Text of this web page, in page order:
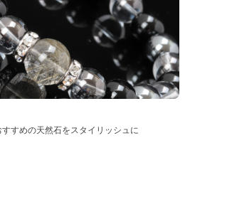
すすめの天然石をスタイリッシュに